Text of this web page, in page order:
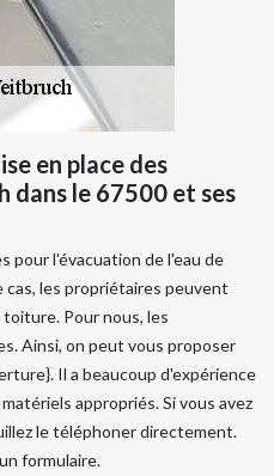
en place des
le 67500 et ses
pour l'évacuation de l'eau de
cas, les propriétaires peuvent
Pour nous, les
Ainsi, on peut vous proposer
Il a beaucoup d'expérience
appropriés. Si vous avez
le téléphoner directement.
formulaire.